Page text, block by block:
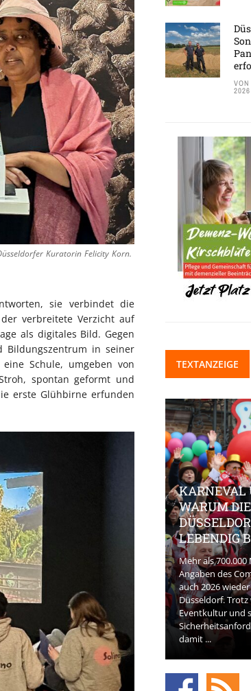
Kuratorin Felicity Korn.
sie verbindet die
verbreitete Verzicht auf
als digitales Bild. Gegen
Bildungszentrum in seiner
Schule, umgeben von
spontan geformt und
erste Glühbirne erfunden
VON
2026
TEXTANZEIGE
KARNEVAL UND ROSENMONTAG:
WARUM DIE TRADITIONEN IN
DÜSSELDORF BIS HEUTE
LEBENDIG BLEIBEN
Mehr als 700.000 Menschen verfolgten laut
Angaben des Comitee Düsseldorfer Carneval
auch 2026 wieder den Rosenmontagszug in
Düsseldorf. Trotz wechselnder Trends, moderner
Eventkultur und steigender
Sicherheitsanforderungen bleibt der Karneval
damit ...